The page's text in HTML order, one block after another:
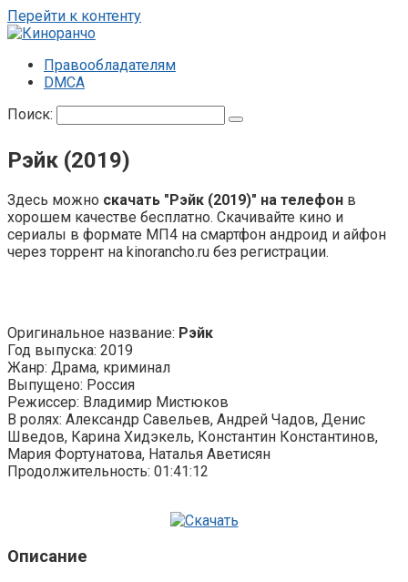
Перейти к контенту
Правообладателям
DMCA
Поиск:
Рэйк (2019)
Здесь можно скачать "Рэйк (2019)" на телефон в
хорошем качестве бесплатно. Скачивайте кино и
сериалы в формате МП4 на смартфон андроид и айфон
через торрент на kinorancho.ru без регистрации.
Оригинальное название: Рэйк
Год выпуска: 2019
Жанр: Драма, криминал
Выпущено: Россия
Режиссер: Владимир Мистюков
В ролях: Александр Савельев, Андрей Чадов, Денис
Шведов, Карина Хидэкель, Константин Константинов,
Мария Фортунатова, Наталья Аветисян
Продолжительность: 01:41:12
Описание